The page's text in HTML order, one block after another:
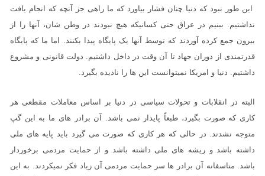
این طور نبود که دنیا چنان فشار بیاورد که ما راهی جز آنچه که انجام یافت
نداشتیم. ببنیم در عراق حتی کسانیکه هیچ نبودند در وطن شان، آنها را از
بیرون جمع کرده آوردند که توسط آنها یک پایگاه پیدا بکنند. اما ما که پایگاه
قدرتمندی از دوران جهاد تا آن وقت در داخل داشتیم. دولت قانونی و مشروع
داشتیم. دنیا و امریکا نمیتوانست این ها را نادیده بگیرد.
البته در انقلابات و تحولات سیاسی در دنیا بر اساس معاملات مقطعی هر
کاری که صورت بگیرد، طبعاً پایدار نمی باشد. آن برادر های ما به این گپ
متوجه نشدند. در حالی که هر کاری که صورت می گیرد باید پایه های ملی
داشته باشد و ریشه های ملی داشته باشد و از حمایت مردمی برخوردار
باشد. متاسفانه آن برادر ها سر حمایت مردمی آن زیاد فکر نمیکردند. به این